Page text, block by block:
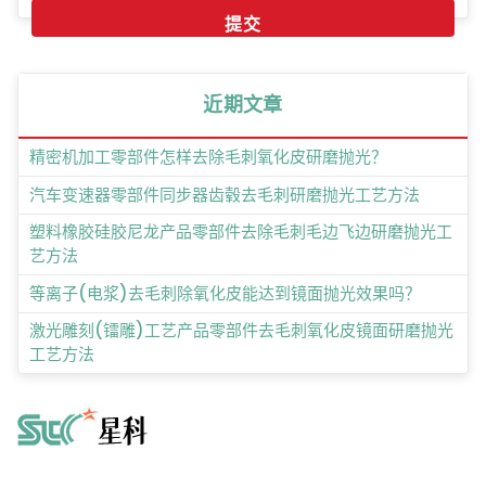
近期文章
精密机加工零部件怎样去除毛刺氧化皮研磨抛光？
汽车变速器零部件同步器齿毂去毛刺研磨抛光工艺方法
塑料橡胶硅胶尼龙产品零部件去除毛刺毛边飞边研磨抛光工
艺方法
等离子(电浆)去毛刺除氧化皮能达到镜面抛光效果吗？
激光雕刻(镭雕)工艺产品零部件去毛刺氧化皮镜面研磨抛光
工艺方法